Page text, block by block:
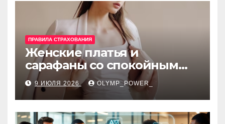
ПРАВИЛА СТРАХОВАНИЯ
Женские платья и
сарафаны со спокойным
силуэтом, комфортной
посадкой и размерами 42–
48
9 ИЮЛЯ 2026 OLYMP_POWER_